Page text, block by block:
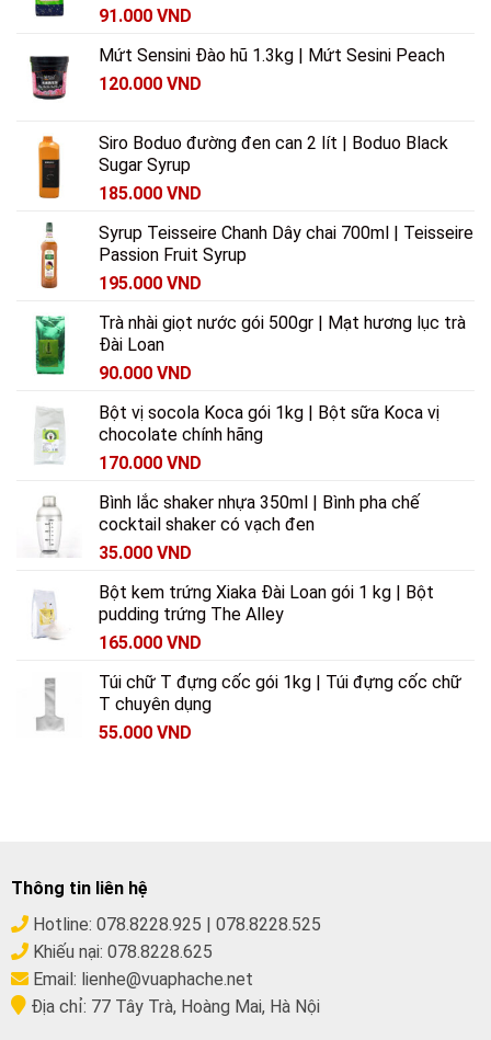
91.000 VND
Mứt Sensini Đào hũ 1.3kg | Mứt Sesini Peach
120.000 VND
Siro Boduo đường đen can 2 lít | Boduo Black
Sugar Syrup
185.000 VND
Syrup Teisseire Chanh Dây chai 700ml | Teisseire
Passion Fruit Syrup
195.000 VND
Trà nhài giọt nước gói 500gr | Mạt hương lục trà
Đài Loan
90.000 VND
Bột vị socola Koca gói 1kg | Bột sữa Koca vị
chocolate chính hãng
170.000 VND
Bình lắc shaker nhựa 350ml | Bình pha chế
cocktail shaker có vạch đen
35.000 VND
Bột kem trứng Xiaka Đài Loan gói 1 kg | Bột
pudding trứng The Alley
165.000 VND
Túi chữ T đựng cốc gói 1kg | Túi đựng cốc chữ
T chuyên dụng
55.000 VND
Thông tin liên hệ
Hotline: 078.8228.925
078.8228.525
Khiếu nại: 078.8228.625
Email: lienhe@vuaphache.net
Địa chỉ: 77 Tây Trà, Hoàng Mai, Hà Nội